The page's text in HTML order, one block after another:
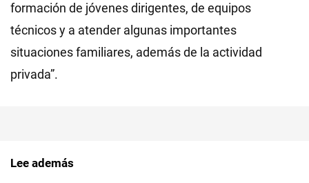
formación de jóvenes dirigentes, de equipos
técnicos y a atender algunas importantes
situaciones familiares, además de la actividad
privada”.
Lee además